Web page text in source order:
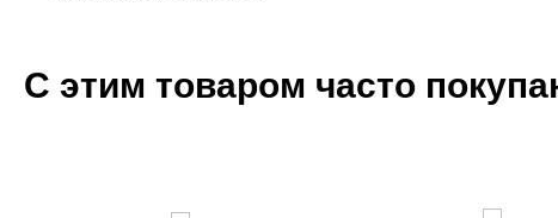
С этим товаром часто